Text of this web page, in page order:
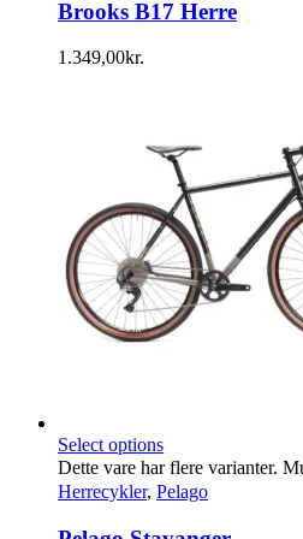
Brooks B17 Herre
1.349,00kr.
Select options
Dette vare har flere varianter.
Herrecykler, Pelago